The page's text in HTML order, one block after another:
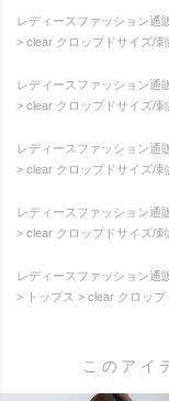
レディースファッション通
clear クロップドサイズ/
レディースファッション通
clear クロップドサイズ/
レディースファッション通
clear クロップドサイズ/
レディースファッション通
clear クロップドサイズ/
レディースファッション通
トップス
clear クロップ
このアイ